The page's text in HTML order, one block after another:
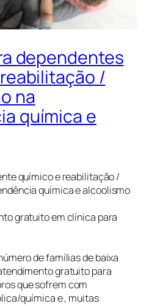
dependentes
/
na
química e
químico e reabilitação /
química e alcoolismo
gratuito em clínica para
de famílias de baixa
gratuito para
que sofrem com
química e , muitas